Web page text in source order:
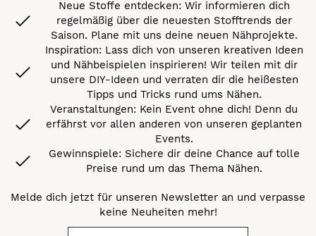
Neue Stoffe entdecken: Wir informieren dich
regelmäßig über die neuesten Stofftrends der
Saison. Plane mit uns deine neuen Nähprojekte.
Inspiration: Lass dich von unseren kreativen Ideen
und Nähbeispielen inspirieren! Wir teilen mit dir
unsere DIY-Ideen und verraten dir die heißesten
Tipps und Tricks rund ums Nähen.
Veranstaltungen: Kein Event ohne dich! Denn du
erfährst vor allen anderen von unseren geplanten
Events.
Gewinnspiele: Sichere dir deine Chance auf tolle
Preise rund um das Thema Nähen.
Melde dich jetzt für unseren Newsletter an und verpasse
keine Neuheiten mehr!